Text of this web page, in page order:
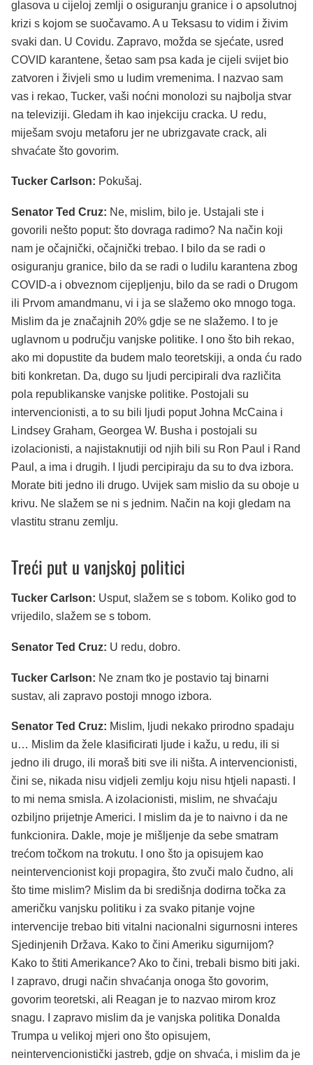
glasova u cijeloj zemlji o osiguranju granice i o apsolutnoj
krizi s kojom se suočavamo. A u Teksasu to vidim i živim
svaki dan. U Covidu. Zapravo, možda se sjećate, usred
COVID karantene, šetao sam psa kada je cijeli svijet bio
zatvoren i živjeli smo u ludim vremenima. I nazvao sam
vas i rekao, Tucker, vaši noćni monolozi su najbolja stvar
na televiziji. Gledam ih kao injekciju cracka. U redu,
miješam svoju metaforu jer ne ubrizgavate crack, ali
shvaćate što govorim.
Tucker Carlson: Pokušaj.
Senator Ted Cruz: Ne, mislim, bilo je. Ustajali ste i
govorili nešto poput: što dovraga radimo? Na način koji
nam je očajnički, očajnički trebao. I bilo da se radi o
osiguranju granice, bilo da se radi o ludilu karantena zbog
COVID-a i obveznom cijepljenju, bilo da se radi o Drugom
ili Prvom amandmanu, vi i ja se slažemo oko mnogo toga.
Mislim da je značajnih 20% gdje se ne slažemo. I to je
uglavnom u području vanjske politike. I ono što bih rekao,
ako mi dopustite da budem malo teoretskiji, a onda ću rado
biti konkretan. Da, dugo su ljudi percipirali dva različita
pola republikanske vanjske politike. Postojali su
intervencionisti, a to su bili ljudi poput Johna McCaina i
Lindsey Graham, Georgea W. Busha i postojali su
izolacionisti, a najistaknutiji od njih bili su Ron Paul i Rand
Paul, a ima i drugih. I ljudi percipiraju da su to dva izbora.
Morate biti jedno ili drugo. Uvijek sam mislio da su oboje u
krivu. Ne slažem se ni s jednim. Način na koji gledam na
vlastitu stranu zemlju.
Treći put u vanjskoj politici
Tucker Carlson: Usput, slažem se s tobom. Koliko god to
vrijedilo, slažem se s tobom.
Senator Ted Cruz: U redu, dobro.
Tucker Carlson: Ne znam tko je postavio taj binarni
sustav, ali zapravo postoji mnogo izbora.
Senator Ted Cruz: Mislim, ljudi nekako prirodno spadaju
u… Mislim da žele klasificirati ljude i kažu, u redu, ili si
jedno ili drugo, ili moraš biti sve ili ništa. A intervencionisti,
čini se, nikada nisu vidjeli zemlju koju nisu htjeli napasti. I
to mi nema smisla. A izolacionisti, mislim, ne shvaćaju
ozbiljno prijetnje Americi. I mislim da je to naivno i da ne
funkcionira. Dakle, moje je mišljenje da sebe smatram
trećom točkom na trokutu. I ono što ja opisujem kao
neintervencionist koji propagira, što zvuči malo čudno, ali
što time mislim? Mislim da bi središnja dodirna točka za
američku vanjsku politiku i za svako pitanje vojne
intervencije trebao biti vitalni nacionalni sigurnosni interes
Sjedinjenih Država. Kako to čini Ameriku sigurnijom?
Kako to štiti Amerikance? Ako to čini, trebali bismo biti jaki.
I zapravo, drugi način shvaćanja onoga što govorim,
govorim teoretski, ali Reagan je to nazvao mirom kroz
snagu. I zapravo mislim da je vanjska politika Donalda
Trumpa u velikoj mjeri ono što opisujem,
neintervencionistički jastreb, gdje on shvaća, i mislim da je